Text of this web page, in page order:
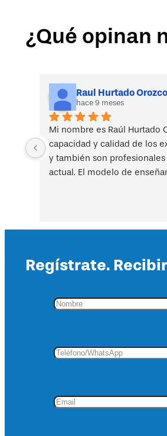
análisis
aplicación
rediseño
de
puestos
¿Qué opinan
Raul Hurtado Orozco
hace 9 meses
Mi nombre es Raúl Hurtado
capacidad y calidad de los
y también son
actual. El modelo de
Regístrate.